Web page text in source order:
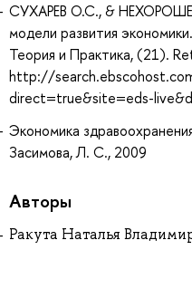
СУХАРЕВ О.С., &
модели развития
Теория и Практика, (21).
http://
direct=true&site=eds-
Экономика
Засимова, Л. С., 2009
Авторы
Ракута Наталья